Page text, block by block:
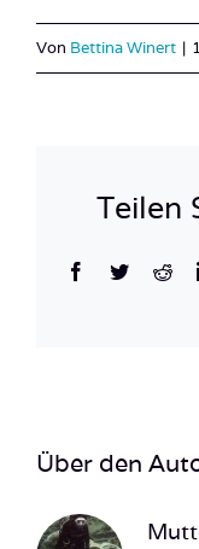
Von Bettina Winert |
Teilen
Facebook
Twitter
Über den